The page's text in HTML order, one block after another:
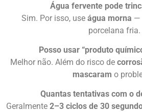
Água fervente pode
Sim. Por isso, use água morna —
porcelana fria.
Posso usar “produto
Melhor não. Além do risco de
mascaram o
Quantas tentativas com o
Geralmente 2–3 ciclos de 30